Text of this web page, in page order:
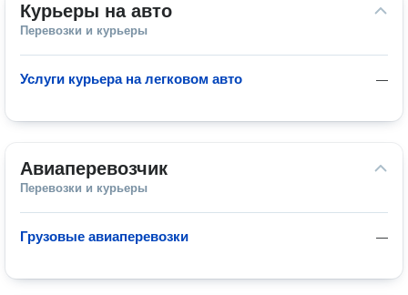
Курьеры на авто
Перевозки и курьеры
—
Услуги курьера на легковом авто
Авиаперевозчик
Перевозки и курьеры
—
Грузовые авиаперевозки